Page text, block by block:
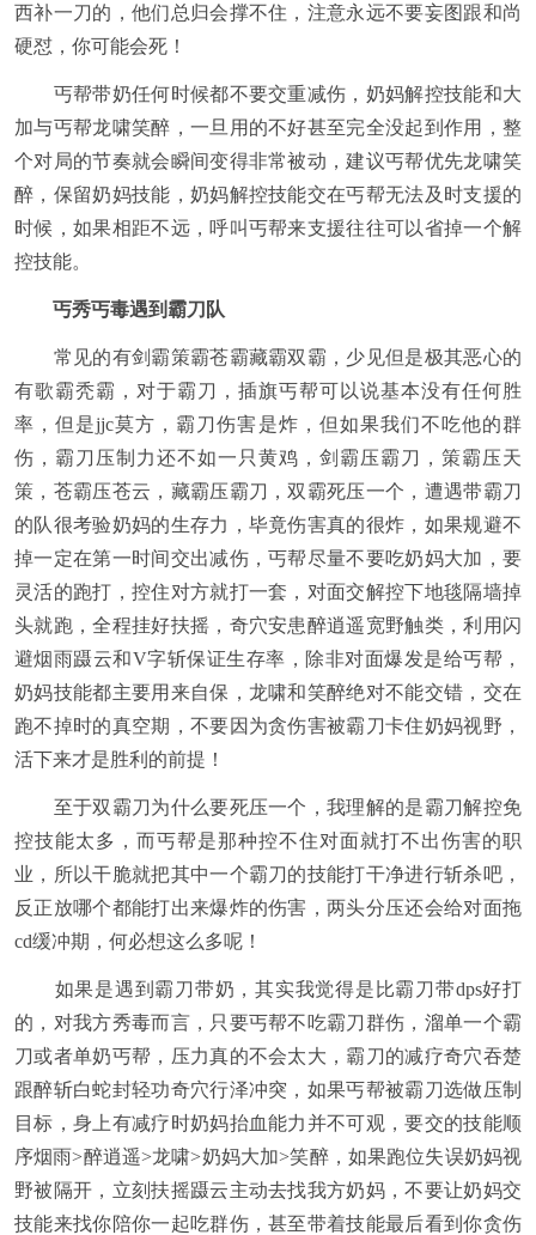
西补一刀的，他们总归会撑不住，注意永远不要妄图跟和尚
硬怼，你可能会死！
丐帮带奶任何时候都不要交重减伤，奶妈解控技能和大
加与丐帮龙啸笑醉，一旦用的不好甚至完全没起到作用，整
个对局的节奏就会瞬间变得非常被动，建议丐帮优先龙啸笑
醉，保留奶妈技能，奶妈解控技能交在丐帮无法及时支援的
时候，如果相距不远，呼叫丐帮来支援往往可以省掉一个解
控技能。
丐秀丐毒遇到霸刀队
常见的有剑霸策霸苍霸藏霸双霸，少见但是极其恶心的
有歌霸秃霸，对于霸刀，插旗丐帮可以说基本没有任何胜
率，但是jjc莫方，霸刀伤害是炸，但如果我们不吃他的群
伤，霸刀压制力还不如一只黄鸡，剑霸压霸刀，策霸压天
策，苍霸压苍云，藏霸压霸刀，双霸死压一个，遭遇带霸刀
的队很考验奶妈的生存力，毕竟伤害真的很炸，如果规避不
掉一定在第一时间交出减伤，丐帮尽量不要吃奶妈大加，要
灵活的跑打，控住对方就打一套，对面交解控下地毯隔墙掉
头就跑，全程挂好扶摇，奇穴安患醉逍遥宽野触类，利用闪
避烟雨蹑云和V字斩保证生存率，除非对面爆发是给丐帮，
奶妈技能都主要用来自保，龙啸和笑醉绝对不能交错，交在
跑不掉时的真空期，不要因为贪伤害被霸刀卡住奶妈视野，
活下来才是胜利的前提！
至于双霸刀为什么要死压一个，我理解的是霸刀解控免
控技能太多，而丐帮是那种控不住对面就打不出伤害的职
业，所以干脆就把其中一个霸刀的技能打干净进行斩杀吧，
反正放哪个都能打出来爆炸的伤害，两头分压还会给对面拖
cd缓冲期，何必想这么多呢！
如果是遇到霸刀带奶，其实我觉得是比霸刀带dps好打
的，对我方秀毒而言，只要丐帮不吃霸刀群伤，溜单一个霸
刀或者单奶丐帮，压力真的不会太大，霸刀的减疗奇穴吞楚
跟醉斩白蛇封轻功奇穴行泽冲突，如果丐帮被霸刀选做压制
目标，身上有减疗时奶妈抬血能力并不可观，要交的技能顺
序烟雨>醉逍遥>龙啸>奶妈大加>笑醉，如果跑位失误奶妈视
野被隔开，立刻扶摇蹑云主动去找我方奶妈，不要让奶妈交
技能来找你陪你一起吃群伤，甚至带着技能最后看到你贪伤